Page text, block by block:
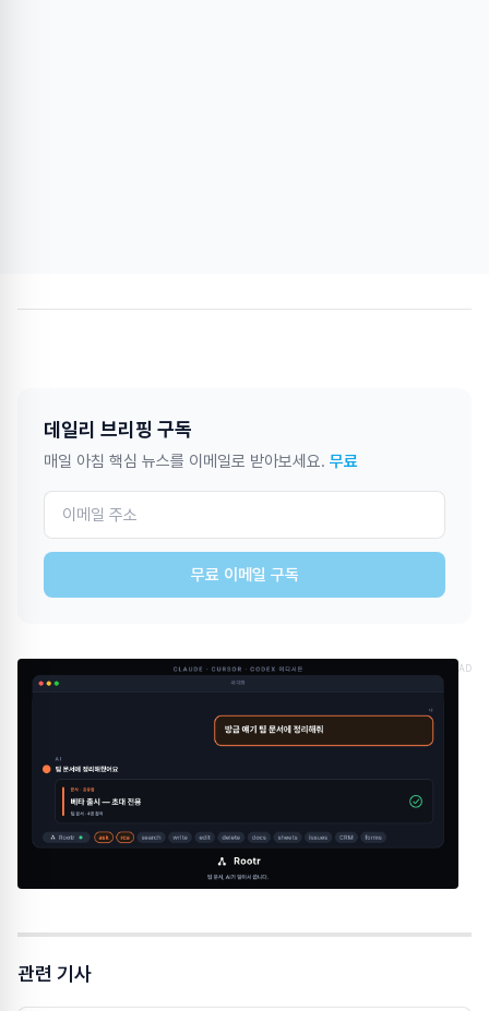
데일리 브리핑 구독
매일 아침 핵심 뉴스를 이메일로 받아보세요. 무료
무료 이메일 구독
AD
관련 기사